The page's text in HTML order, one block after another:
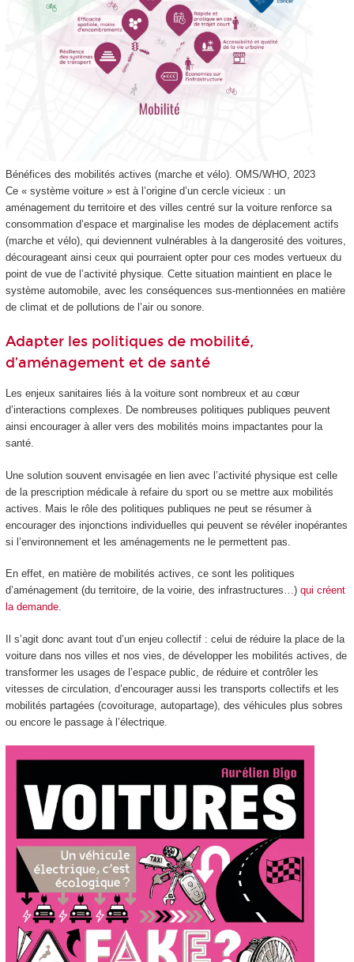
Bénéfices des mobilités actives (marche et vélo). OMS/WHO, 2023
Ce « système voiture » est à l’origine d’un cercle vicieux : un
aménagement du territoire et des villes centré sur la voiture renforce sa
consommation d’espace et marginalise les modes de déplacement actifs
(marche et vélo), qui deviennent vulnérables à la dangerosité des voitures,
décourageant ainsi ceux qui pourraient opter pour ces modes vertueux du
point de vue de l’activité physique. Cette situation maintient en place le
système automobile, avec les conséquences sus-mentionnées en matière
de climat et de pollutions de l’air ou sonore.
Adapter les politiques de mobilité,
d’aménagement et de santé
Les enjeux sanitaires liés à la voiture sont nombreux et au cœur
d’interactions complexes. De nombreuses politiques publiques peuvent
ainsi encourager à aller vers des mobilités moins impactantes pour la
santé.
Une solution souvent envisagée en lien avec l’activité physique est celle
de la prescription médicale à refaire du sport ou se mettre aux mobilités
actives. Mais le rôle des politiques publiques ne peut se résumer à
encourager des injonctions individuelles qui peuvent se révéler inopérantes
si l’environnement et les aménagements ne le permettent pas.
En effet, en matière de mobilités actives, ce sont les politiques
d’aménagement (du territoire, de la voirie, des infrastructures…) qui créent
la demande.
Il s’agit donc avant tout d’un enjeu collectif : celui de réduire la place de la
voiture dans nos villes et nos vies, de développer les mobilités actives, de
transformer les usages de l’espace public, de réduire et contrôler les
vitesses de circulation, d’encourager aussi les transports collectifs et les
mobilités partagées (covoiturage, autopartage), des véhicules plus sobres
ou encore le passage à l’électrique.